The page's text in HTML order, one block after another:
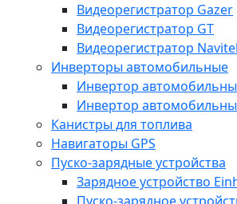
Видеорегистратор Gazer
Видеорегистратор GT
Видеорегистратор Navitel
Инверторы автомобильные
Инвертор
Инвертор
Канистры для топлива
Навигаторы GPS
Пуско-зарядные устройства
Зарядное устройство